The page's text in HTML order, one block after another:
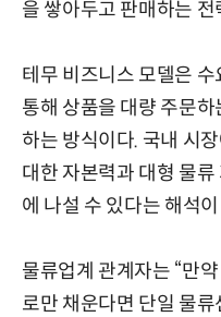
을 쌓아두고 판매하는
테무 비즈니스 모델은
통해 상품을 대량 주문
하는 방식이다. 국내 시
대한 자본력과 대형 물
에 나설 수 있다는 해석
물류업계 관계자는 “만
로만 채운다면 단일 물